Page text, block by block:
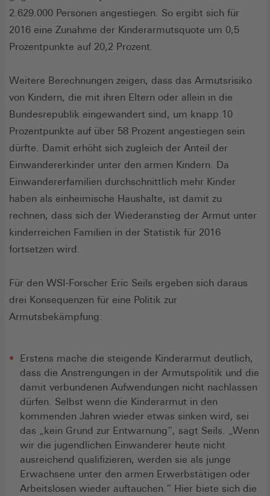
2.629.000 Personen angestiegen. So ergibt sich für
2016 eine Zunahme der Kinderarmutsquote um 0,5
Prozentpunkte auf 20,2 Prozent.
Weitere Berechnungen zeigen, dass das Armutsrisiko
von Kindern, die mit ihren Eltern oder allein in die
Bundesrepublik eingewandert sind, um knapp 10
Prozentpunkte auf über 58 Prozent angestiegen sein
dürfte. Damit erhöht sich zugleich der Anteil der
Einwandererkinder unter den armen Kindern. Da
Einwandererfamilien durchschnittlich mehr Kinder
haben als einheimische Haushalte, ist damit zu
rechnen, dass sich der Wiederanstieg der Armut unter
kinderreichen Familien in der Statistik für 2016
fortsetzen wird.
Für den WSI-Forscher Eric Seils ergeben sich daraus
drei Konsequenzen für eine Politik zur
Armutsbekämpfung:
Erstens mache die steigende Kinderarmut deutlich,
dass die Anstrengungen in der Armutspolitik und die
damit verbundenen Aufwendungen nicht nachlassen
dürfen. Selbst wenn die Kinderarmut in den
kommenden Jahren wieder etwas sinken wird, sei
das „kein Grund zur Entwarnung“, sagt Seils. „Wenn
wir die jugendlichen Einwanderer heute nicht
ausreichend qualifizieren, werden sie als junge
Erwachsene unter den armen Erwerbstätigen oder
Arbeitslosen wieder auftauchen.“ Hier biete sich die